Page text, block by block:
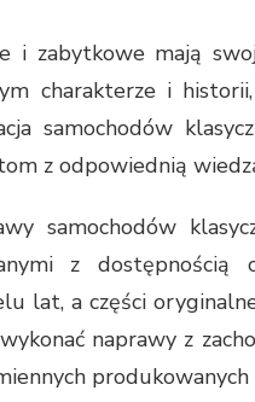
i zabytkowe mają
charakterze i
samochodów
z odpowiednią
samochodów
z
lat, a części
naprawy z